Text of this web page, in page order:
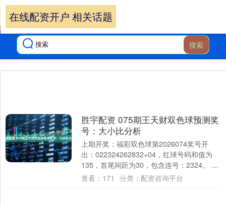
搜索
在线配资开户 相关话题
胜宇配资 075期王天财双色球预测奖
号：大小比分析
上期开奖：福彩双色球第2026074奖号开
出：022324262832+04，红球号码和值为
135，首尾间距为30，包含连号：2324。 福
彩双色球第20260....
查看： 171 分类： 配资咨询平台